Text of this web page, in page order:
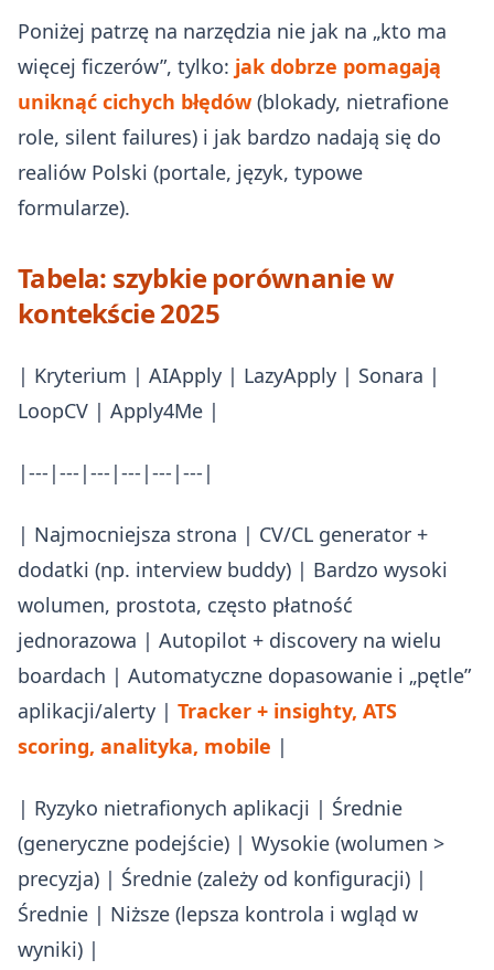
Poniżej patrzę na narzędzia nie jak na „kto ma
więcej ficzerów”, tylko: jak dobrze pomagają
uniknąć cichych błędów (blokady, nietrafione
role, silent failures) i jak bardzo nadają się do
realiów Polski (portale, język, typowe
formularze).
Tabela: szybkie porównanie w
kontekście 2025
| Kryterium | AIApply | LazyApply | Sonara |
LoopCV | Apply4Me |
|---|---|---|---|---|---|
| Najmocniejsza strona | CV/CL generator +
dodatki (np. interview buddy) | Bardzo wysoki
wolumen, prostota, często płatność
jednorazowa | Autopilot + discovery na wielu
boardach | Automatyczne dopasowanie i „pętle”
aplikacji/alerty | Tracker + insighty, ATS
scoring, analityka, mobile |
| Ryzyko nietrafionych aplikacji | Średnie
(generyczne podejście) | Wysokie (wolumen >
precyzja) | Średnie (zależy od konfiguracji) |
Średnie | Niższe (lepsza kontrola i wgląd w
wyniki) |